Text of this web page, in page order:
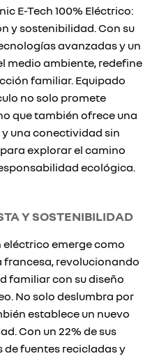
E-Tech 100% Eléctrico:
y sostenibilidad. Con su
avanzadas y un
medio ambiente, redefine
familiar. Equipado
no solo promete
que también ofrece una
una conectividad sin
explorar el camino
ecológica.
Y SOSTENIBILIDAD
eléctrico emerge como
francesa, revolucionando
familiar con su diseño
No solo deslumbra por
establece un nuevo
Con un 22% de sus
fuentes recicladas y